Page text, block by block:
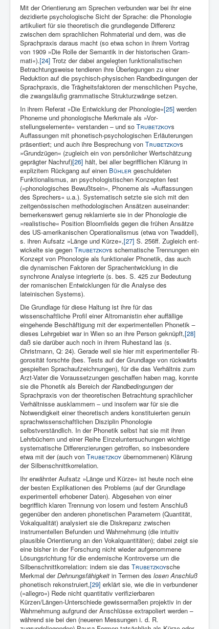
Mit der Orientierung am Sprechen verbunden war bei ihr eine
dezidierte psychologi­sche Sicht der Sprache: die Phonologie
artikuliert für sie theore­tisch die grundlegende Differenz
zwischen dem sprachlichen Rohma­terial und dem, was die
Sprachpraxis daraus macht (so etwa schon in ihrem Vortrag
von 1909 »Die Rolle der Semantik in der hi­storischen Gram­
mati«).[24] Trotz der dabei an­gelegten funk­tionalistischen
Betrachtungsweise tendieren ihre Überlegungen zu einer
Reduktion auf die psychisch-physischen Rand­bedingungen der
Sprachpraxis, die Trägheitsfaktoren der menschli­chen Psyche,
die zwangsläufig grammatische Strukturzwänge setzen.
In ihrem Referat »Die Entwicklung der Phonologie«[25] werden
Phoneme und phonologische Merkmale als »Vor­
stellungselemente« verstanden – und so Trubetzkoys
Auffassungen mit phonetisch-psychologischen Erläuterungen
präsentiert; und auch ihre Besprechung von Trubetzkoys
»Grundzügen« (zugleich ein von persönlicher Wertschätzung
geprägter Nachruf)[26] hält, bei aller begrifflichen Klärung in
expli­zitem Rückgang auf einen Bühler geschuldeten
Funktionalismus, an psychologistischen Konzepten fest
(»phonologisches Bewußtsein«, Phoneme als »Auffassungen
des Sprechers« u.a.). Systematisch setzte sie sich mit den
zeitgenössischen methodologischen Ansätzen auseinander:
bemerkenswert genug reklamierte sie in der Phonologie die
»realistische« Position Bloomfields gegen die frühen Ansätze
des US-amerikanischen Operationalismus (etwa von Twaddell),
s. ih­ren Aufsatz »Länge und Kürze«,[27] S. 256ff. Zugleich ent­
wickelte sie gegen Trubetzkoys schematische Trennungen ein
Konzept von Phonologie als funktionaler Phonetik, das auch
die dynamischen Faktoren der Sprachentwicklung in die
synchrone Analyse integrierte (s. bes. S. 425 zur Bedeutung
der romanischen Entwicklungen für die Analyse des
lateinischen Systems).
Die Grundlage für diese Haltung ist ihre für das
wissenschaftliche Profil einer Altro­manistin eher auffällige
eingehende Beschäfti­gung mit der experi­mentellen Phonetik –
dieses Lehrgebiet war in Wien so an ihre Per­son geknüpft,[28]
daß sie darüber auch noch in ih­rem Ruhestand las (s.
Christmann, Q: 24). Gerade weil sie hier mit experimen­teller Ri­
gorosität forschte (bes. Tests auf der Grundlage von rückwärts
ge­spielten Sprachaufzeichnungen), für die das Verhältnis zum
Arzt-Vater die Voraussetzungen geschaffen haben mag, konnte
sie die Phonetik als Bereich derRandbedingungen der
Sprachpraxis von der theoretischen Betrachtung sprachlicher
Ver­hältnisse aus­klammern – und insofern war für sie die
Notwendigkeit einer theo­retisch an­ders konstituierten genuin
sprachwissenschaft­lichen Dis­ziplin Pho­nologie
selbstverständlich. In der Phonetik selbst hat sie mit ih­ren
Lehrbüchern und einer Reihe Einzelunter­suchungen wichtige
sy­stematische Differenzierungen getroffen, so insbesondere
etwa mit der (auch von Trubetzkoy übernommenen) Klä­rung
der Silbenschnitt­korrelation.
Ihr erwähnter Aufsatz »Länge und Kürze« ist heute noch eine
der besten Explikationen des Pro­blems (auf der Grundlage
experimentell erhobener Daten). Abgesehen von einer
begrifflich klaren Trennung von losem und festem An­schluß
gegenüber den anderen phonetischen Parametern (Quantität,
Vokalqualität) analysiert sie die Diskrepanz zwischen
instrumen­tellen Befunden und Wahrnehmung (die intuitiv
plausible Orientie­rung an den Vokalquantitäten); dabei zeigt sie
eine bis­her in der Forschung nicht wieder aufgenommene
Lösungsrichtung für die endemische Kontroverse um die
Silbenschnittkorrelation: indem sie das Trubetzkoysche
Merkmal derDehnungsfähigkeit in Termen des losen Anschluß
phonetisch rekonstruiert,[29] erklärt sie, wie die in verbundener
(»allegro«) Rede nicht quantitativ verifizierbaren
Kürzen/Längen-Unterschiede gewissermaßen projektiv in der
Wahrneh­mung aufgrund der Anschlüsse extrapoliert werden –
während sie bei den (neueren Messungen i. d. R.